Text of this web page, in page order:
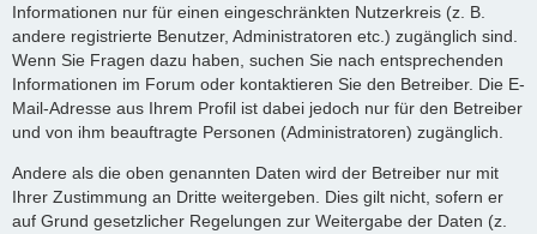
Informationen nur für einen eingeschränkten Nutzerkreis (z. B.
andere registrierte Benutzer, Administratoren etc.) zugänglich sind.
Wenn Sie Fragen dazu haben, suchen Sie nach entsprechenden
Informationen im Forum oder kontaktieren Sie den Betreiber. Die E-
Mail-Adresse aus Ihrem Profil ist dabei jedoch nur für den Betreiber
und von ihm beauftragte Personen (Administratoren) zugänglich.
Andere als die oben genannten Daten wird der Betreiber nur mit
Ihrer Zustimmung an Dritte weitergeben. Dies gilt nicht, sofern er
auf Grund gesetzlicher Regelungen zur Weitergabe der Daten (z.